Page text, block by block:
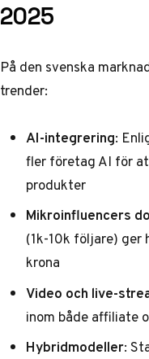
2025
På den svenska
trender:
AI-integrering:
fler företag AI för
produkter
Mikroinfluencers
(1k-10k följare) ger
krona
Video och live-
inom både affiliate
Hybridmodeller: